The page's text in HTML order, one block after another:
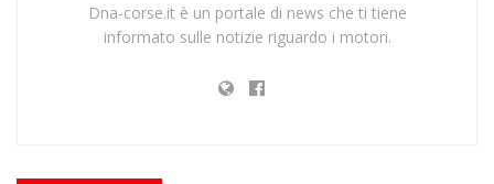
Dna-corse.it è un portale di news che ti tiene
informato sulle notizie riguardo i motori.